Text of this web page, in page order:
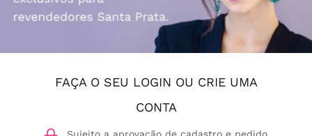
FAÇA O SEU LOGIN OU CRIE UMA
CONTA
Sujeito a aprovação de cadastro e pedido